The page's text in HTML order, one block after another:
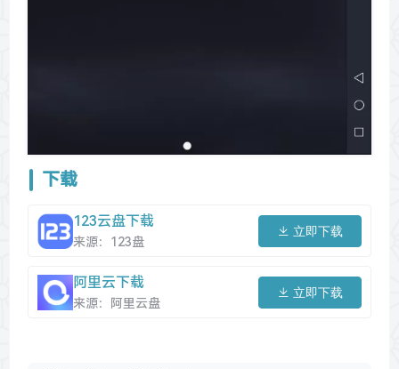
下载
123云盘下载
来源：123盘
立即下载
阿里云下载
来源：阿里云盘
立即下载